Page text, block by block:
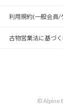
利用規約(一般会員/
古物営業法に基づ
© Alpine